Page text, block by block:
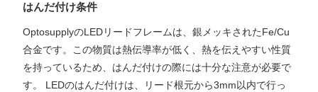
はんだ付け条件
OptosupplyのLEDリードフレームは、銀メッキされたFe/Cu
合金です。この物質は熱伝導率が低く、熱を伝えやすい性質
を持っているため、はんだ付けの際には十分な注意が必要で
す。 LEDのはんだ付けは、リード根元から3mm以内で行っ